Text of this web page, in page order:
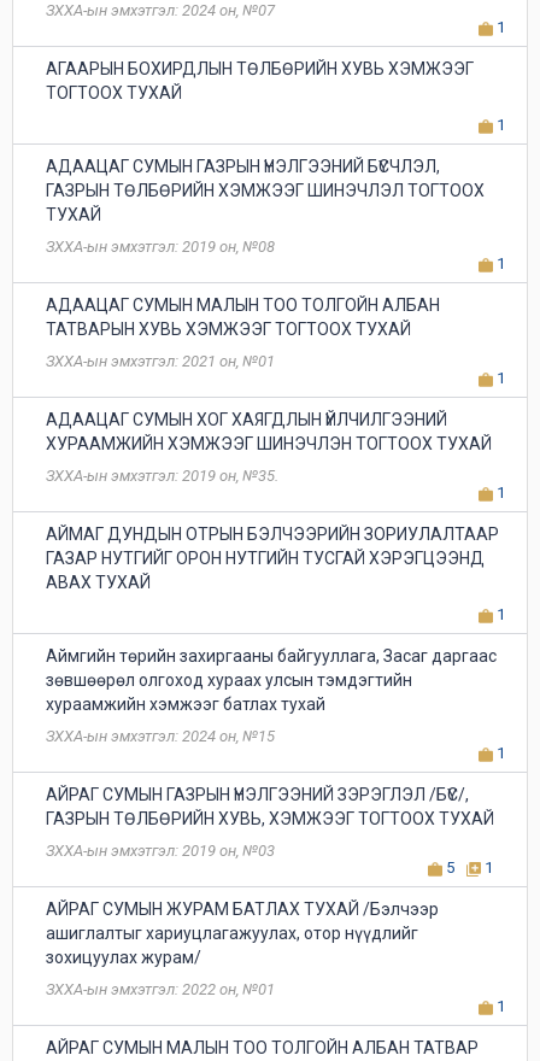
ЗХХА-ын эмхэтгэл: 2024 он, №07
1
АГААРЫН БОХИРДЛЫН ТӨЛБӨРИЙН ХУВЬ ХЭМЖЭЭГ
ТОГТООХ ТУХАЙ
1
АДААЦАГ СУМЫН ГАЗРЫН ҮНЭЛГЭЭНИЙ БҮСЧЛЭЛ,
ГАЗРЫН ТӨЛБӨРИЙН ХЭМЖЭЭГ ШИНЭЧЛЭЛ ТОГТООХ
ТУХАЙ
ЗХХА-ын эмхэтгэл: 2019 он, №08
1
АДААЦАГ СУМЫН МАЛЫН ТОО ТОЛГОЙН АЛБАН
ТАТВАРЫН ХУВЬ ХЭМЖЭЭГ ТОГТООХ ТУХАЙ
ЗХХА-ын эмхэтгэл: 2021 он, №01
1
АДААЦАГ СУМЫН ХОГ ХАЯГДЛЫН ҮЙЛЧИЛГЭЭНИЙ
ХУРААМЖИЙН ХЭМЖЭЭГ ШИНЭЧЛЭН ТОГТООХ ТУХАЙ
ЗХХА-ын эмхэтгэл: 2019 он, №35.
1
АЙМАГ ДУНДЫН ОТРЫН БЭЛЧЭЭРИЙН ЗОРИУЛАЛТААР
ГАЗАР НУТГИЙГ ОРОН НУТГИЙН ТУСГАЙ ХЭРЭГЦЭЭНД
АВАХ ТУХАЙ
1
Аймгийн төрийн захиргааны байгууллага, Засаг даргаас
зөвшөөрөл олгоход хураах улсын тэмдэгтийн
хураамжийн хэмжээг батлах тухай
ЗХХА-ын эмхэтгэл: 2024 он, №15
1
АЙРАГ СУМЫН ГАЗРЫН ҮНЭЛГЭЭНИЙ ЗЭРЭГЛЭЛ /БҮС/,
ГАЗРЫН ТӨЛБӨРИЙН ХУВЬ, ХЭМЖЭЭГ ТОГТООХ ТУХАЙ
ЗХХА-ын эмхэтгэл: 2019 он, №03
1
5
АЙРАГ СУМЫН ЖУРАМ БАТЛАХ ТУХАЙ /Бэлчээр
ашиглалтыг хариуцлагажуулах, отор нүүдлийг
зохицуулах журам/
ЗХХА-ын эмхэтгэл: 2022 он, №01
1
АЙРАГ СУМЫН МАЛЫН ТОО ТОЛГОЙН АЛБАН ТАТВАР